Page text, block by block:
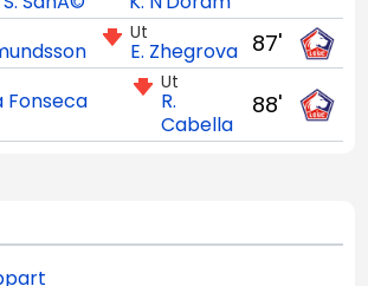
87'
Ut
E. Zhegrova
88'
Ut
R.
Cabella
Fonseca